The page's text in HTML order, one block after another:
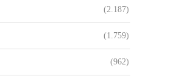
(2.187)
(1.759)
(962)